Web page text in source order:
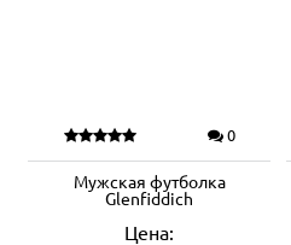
0
Мужская футболка
Glenfiddich
Цена: